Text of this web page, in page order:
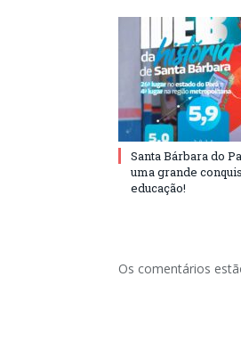
Santa Bárbara do
uma grande
educação!
Os comentários